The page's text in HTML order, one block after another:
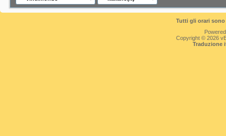
Tutti gli orari
Copyright © 2026
Traduzione